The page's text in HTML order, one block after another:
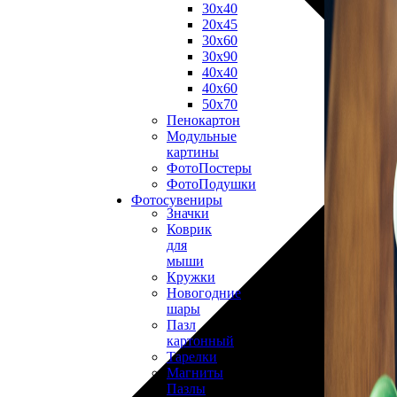
30х40
20х45
30х60
30х90
40х40
40х60
50х70
Пенокартон
Модульные
картины
ФотоПостеры
ФотоПодушки
Фотоcувениры
Значки
Коврик
для
мыши
Кружки
Новогодние
шары
Пазл
картонный
Тарелки
Магниты
Пазлы